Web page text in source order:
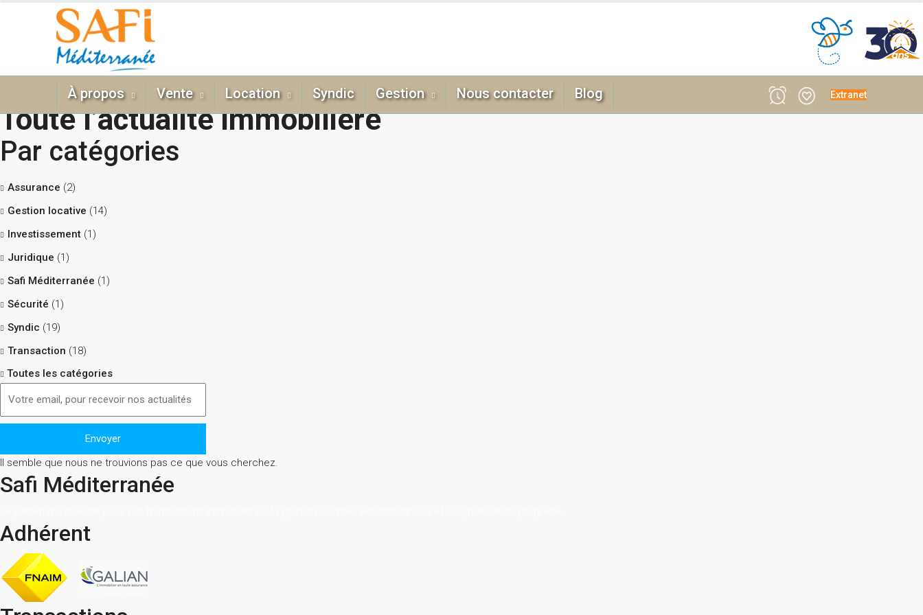
À propos Vente Location Syndic Gestion Nous contacter Blog Extranet
Toute l’actualité immobilière
Par catégories
Assurance (2)
Gestion locative (14)
Investissement (1)
Juridique (1)
Safi Méditerranée (1)
Sécurité (1)
Syndic (19)
Transaction (18)
Toutes les catégories
Il semble que nous ne trouvions pas ce que vous cherchez.
Safi Méditerranée
Adhérent